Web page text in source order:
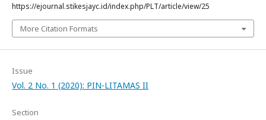
https://ejournal.stikesjayc.id/index.php/PLT/article/view/25
More Citation Formats
Issue
Vol. 2 No. 1 (2020): PIN-LITAMAS II
Section